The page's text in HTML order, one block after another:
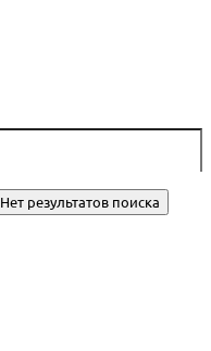
Нет результатов поиска